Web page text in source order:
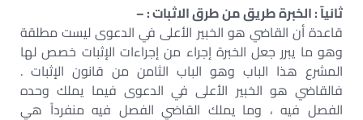
ثانيآ : الخبرة طريق من طرق الاثبات : –
قاعدة أن القاضي هو الخبير الأعلى في الدعوى ليست مطلقة
وهو ما يبرر جعل الخبرة إجراء من إجراءات الإثبات خصص لها
المشرع هذا الباب وهو الباب الثامن من قانون الإثبات .
فالقاضي هو الخبير الأعلى في الدعوى فيما يملك وحده
الفصل فيه ، وما يملك القاضي الفصل فيه منفرداً هي